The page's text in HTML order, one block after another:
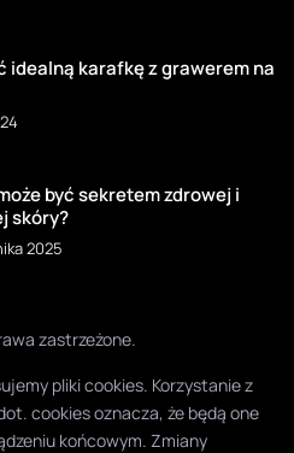
idealną karafkę z grawerem na
być sekretem zdrowej i
skóry?
2025
zastrzeżone.
pliki cookies. Korzystanie z
cookies oznacza, że będą one
końcowym. Zmiany